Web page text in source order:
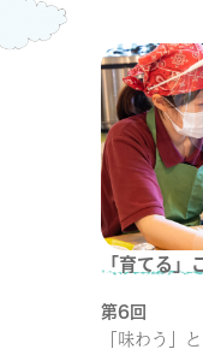
「育てる」
第6回
「味わう」